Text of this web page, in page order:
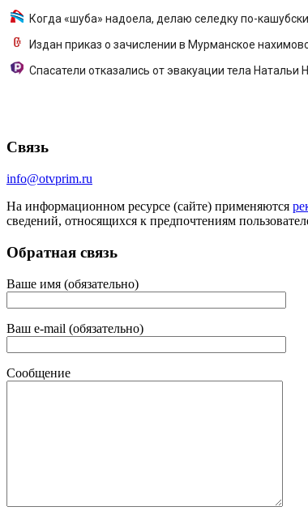
Когда «шуба» надоела, делаю селедку по-
Издан приказ о зачислении в Мурманское
Спасатели отказались от эвакуации тела
Связь
info@otvprim.ru
На информационном ресурсе (сайте) применяются
сведений, относящихся к предпочтениям
Обратная связь
Ваше имя (обязательно)
Ваш e-mail (обязательно)
Сообщение